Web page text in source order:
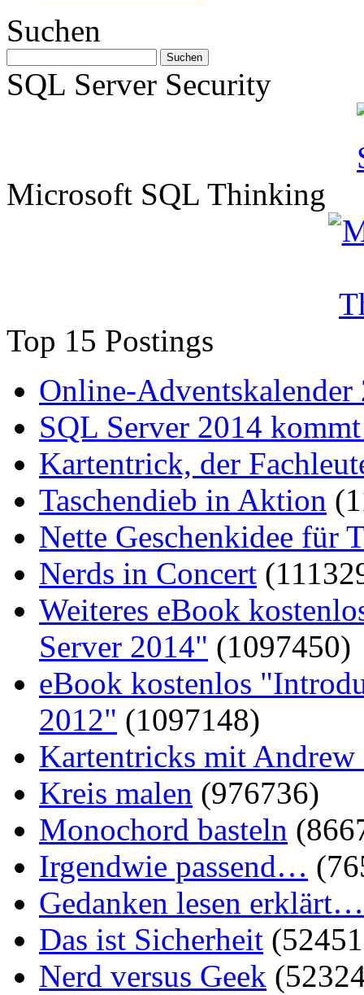
Suchen
SQL Server Security
Microsoft SQL Thinking
Top 15 Postings
Online-Adventskalender
SQL Server 2014
Kartentrick, der
Taschendieb in Aktion
Nette Geschenkidee für
Nerds in Concert
Weiteres eBook
Server 2014" (1097450)
eBook kostenlos
2012" (1097148)
Kartentricks mit
Kreis malen (976736)
Monochord basteln
Irgendwie passend…
Gedanken lesen erklärt…
Das ist Sicherheit
Nerd versus Geek